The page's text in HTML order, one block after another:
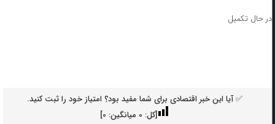
در حال تکمیل
✅ آیا این خبر اقتصادی برای شما مفید بود؟ امتیاز خود را ثبت کنید.
[کل: 0میانگین: 0
]